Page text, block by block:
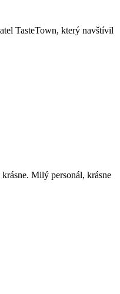
TasteTown, který navštívil
Milý personál, krásne